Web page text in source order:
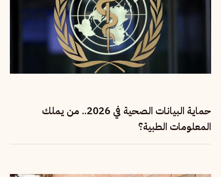
حماية البيانات الصحية في 2026.. من يملك
المعلومات الطبية؟